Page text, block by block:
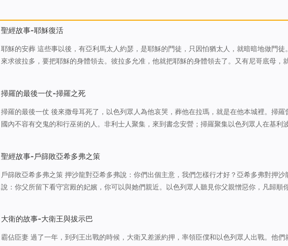
聖經故事-耶穌復活
耶穌的安葬 這些事以後，有亞利馬太人約瑟，是耶穌的門徒，只因怕猶太人，就暗暗地做門徒
來求彼拉多，要把耶穌的身體領去。彼拉多允准，他就把耶穌的身體領去了。又有尼哥底母，
掃羅的最後一仗-掃羅之死
掃羅的最後一仗 後來撒母耳死了，以色列眾人為他哀哭，葬他在拉瑪，就是在他本城裡。掃羅
國內不容有交鬼的和行巫術的人。非利士人聚集，來到書念安營；掃羅聚集以色列眾人在基利
聖經故事-戶篩敗亞希多弗之策
戶篩敗亞希多弗之策 押沙龍對亞希多弗說：你們出個主意，我們怎樣行才好？亞希多弗對押沙
說：你父所留下看守宮殿的妃嬪，你可以與她們親近。以色列眾人聽見你父親憎惡你，凡歸順
大衛的故事-大衛王與拔示巴
霸佔臣妻 過了一年，到列王出戰的時候，大衛又差派約押，率領臣僕和以色列眾人出戰。他們